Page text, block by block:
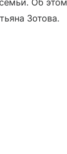
Об
Зотова.